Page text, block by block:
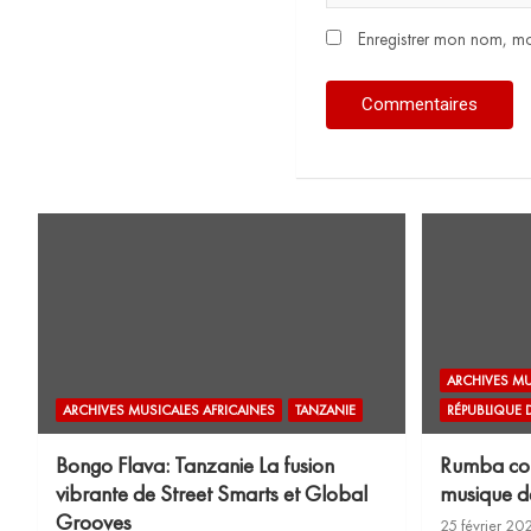
Enregistrer mon nom,
ARCHIVES MUSICALES AFRICAINES TANZANIE
Bongo Flava: Tanzanie La fusion
vibrante de Street Smarts et Global
Grooves
ARCHIVES
Rumba
musique
25 février